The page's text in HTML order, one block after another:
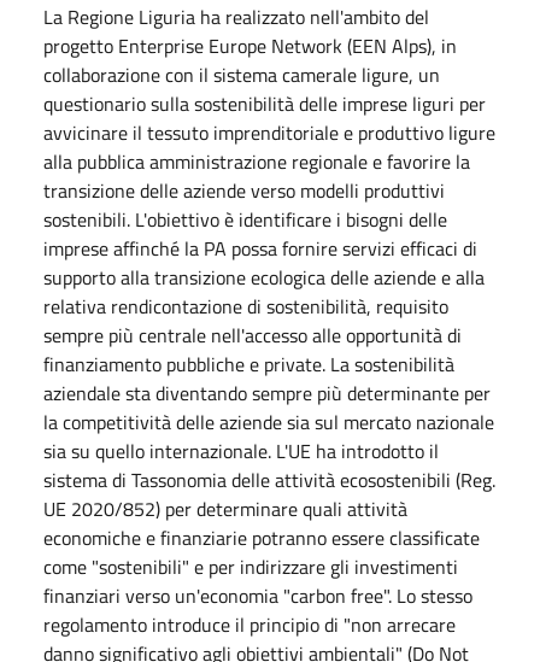
La Regione Liguria ha realizzato nell'ambito del
progetto Enterprise Europe Network (EEN Alps), in
collaborazione con il sistema camerale ligure, un
questionario sulla sostenibilità delle imprese liguri per
avvicinare il tessuto imprenditoriale e produttivo ligure
alla pubblica amministrazione regionale e favorire la
transizione delle aziende verso modelli produttivi
sostenibili. L'obiettivo è identificare i bisogni delle
imprese affinché la PA possa fornire servizi efficaci di
supporto alla transizione ecologica delle aziende e alla
relativa rendicontazione di sostenibilità, requisito
sempre più centrale nell'accesso alle opportunità di
finanziamento pubbliche e private. La sostenibilità
aziendale sta diventando sempre più determinante per
la competitività delle aziende sia sul mercato nazionale
sia su quello internazionale. L'UE ha introdotto il
sistema di Tassonomia delle attività ecosostenibili (Reg.
UE 2020/852) per determinare quali attività
economiche e finanziarie potranno essere classificate
come "sostenibili" e per indirizzare gli investimenti
finanziari verso un'economia "carbon free". Lo stesso
regolamento introduce il principio di "non arrecare
danno significativo agli obiettivi ambientali" (Do Not